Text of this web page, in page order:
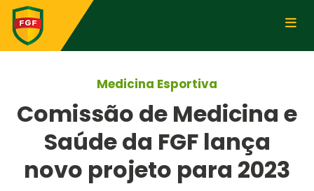
Medicina Esportiva
Comissão de Medicina e
Saúde da FGF lança
novo projeto para 2023